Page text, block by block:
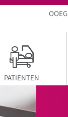
OOEG
PATIENTEN